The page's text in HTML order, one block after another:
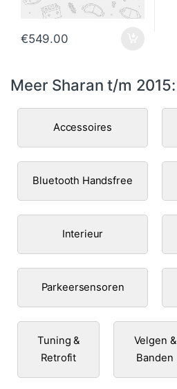
€549.00
Meer Sharan t/m 2015:
Accessoires
Bluetooth Handsfree
Interieur
Parkeersensoren
Tuning &
Retrofit
Velgen &
Banden